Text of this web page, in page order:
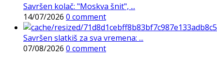
Savršen kolač: "Moskva šnit", ...
14/07/2026 0 comment
Savršen slatkiš za sva vremena: ...
07/08/2026 0 comment